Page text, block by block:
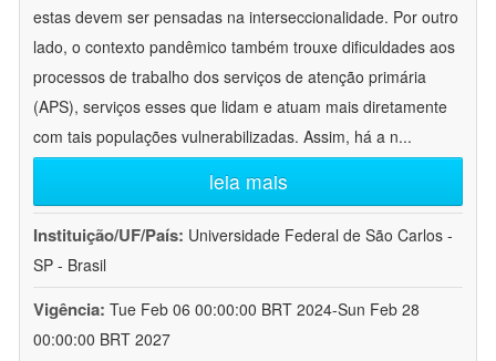
estas devem ser pensadas na interseccionalidade. Por outro
lado, o contexto pandêmico também trouxe dificuldades aos
processos de trabalho dos serviços de atenção primária
(APS), serviços esses que lidam e atuam mais diretamente
com tais populações vulnerabilizadas. Assim, há a n...
leia mais
Instituição/UF/País: Universidade Federal de São Carlos -
SP - Brasil
Vigência: Tue Feb 06 00:00:00 BRT 2024-Sun Feb 28
00:00:00 BRT 2027